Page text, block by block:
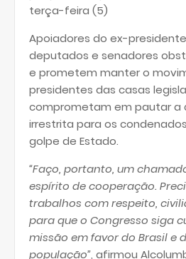
terça-feira (5)
Apoiadores do ex-
deputados e senadores
e prometem manter o
presidentes das casas
comprometam em pautar a
irrestrita para os
golpe de Estado.
“Faço, portanto, um
espírito de cooperação.
trabalhos com respeito,
para que o Congresso siga
missão em favor do Brasil e
população”, afirmou